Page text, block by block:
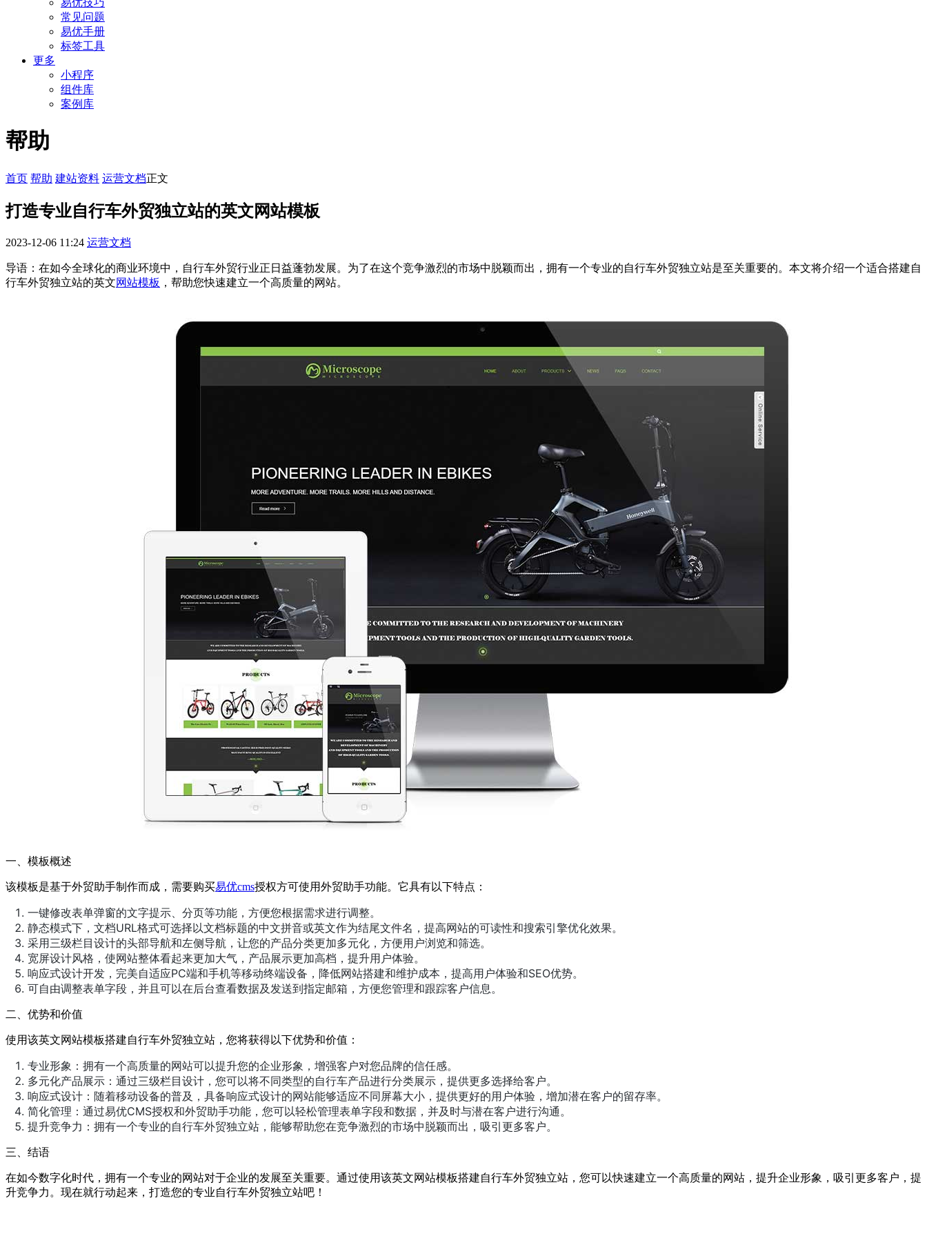
易优技巧
常见问题
易优手册
标签工具
更多
小程序
组件库
案例库
帮助
首页 帮助 建站资料 运营文档正文
打造专业自行车外贸独立站的英文网站模板
2023-12-06 11:24 运营文档
导语：在如今全球化的商业环境中，自行车外贸行业正日益蓬勃发展。为了在这个竞争激烈的市场中脱颖而出，拥有一个专业的自行车外贸独立站是至关重要的。本文将介绍一个适合搭建自
行车外贸独立站的英文网站模板 ，帮助您快速建立一个高质量的网站。
一、模板概述
该模板是基于外贸助手制作而成，需要购买易优cms授权方可使用外贸助手功能。它具有以下特点：
一键修改表单弹窗的文字提示、分页等功能，方便您根据需求进行调整。
静态模式下，文档URL格式可选择以文档标题的中文拼音或英文作为结尾文件名，提高网站的可读性和搜索引擎优化效果。
采用三级栏目设计的头部导航和左侧导航，让您的产品分类更加多元化，方便用户浏览和筛选。
宽屏设计风格，使网站整体看起来更加大气，产品展示更加高档，提升用户体验。
响应式设计开发，完美自适应PC端和手机等移动终端设备，降低网站搭建和维护成本，提高用户体验和SEO优势。
可自由调整表单字段，并且可以在后台查看数据及发送到指定邮箱，方便您管理和跟踪客户信息。
二、优势和价值
使用该英文网站模板搭建自行车外贸独立站，您将获得以下优势和价值：
专业形象：拥有一个高质量的网站可以提升您的企业形象，增强客户对您品牌的信任感。
多元化产品展示：通过三级栏目设计，您可以将不同类型的自行车产品进行分类展示，提供更多选择给客户。
响应式设计：随着移动设备的普及，具备响应式设计的网站能够适应不同屏幕大小，提供更好的用户体验，增加潜在客户的留存率。
简化管理：通过易优CMS授权和外贸助手功能，您可以轻松管理表单字段和数据，并及时与潜在客户进行沟通。
提升竞争力：拥有一个专业的自行车外贸独立站，能够帮助您在竞争激烈的市场中脱颖而出，吸引更多客户。
三、结语
在如今数字化时代，拥有一个专业的网站对于企业的发展至关重要。通过使用该英文网站模板搭建自行车外贸独立站，您可以快速建立一个高质量的网站，提升企业形象，吸引更多客户，提
升竞争力。现在就行动起来，打造您的专业自行车外贸独立站吧！